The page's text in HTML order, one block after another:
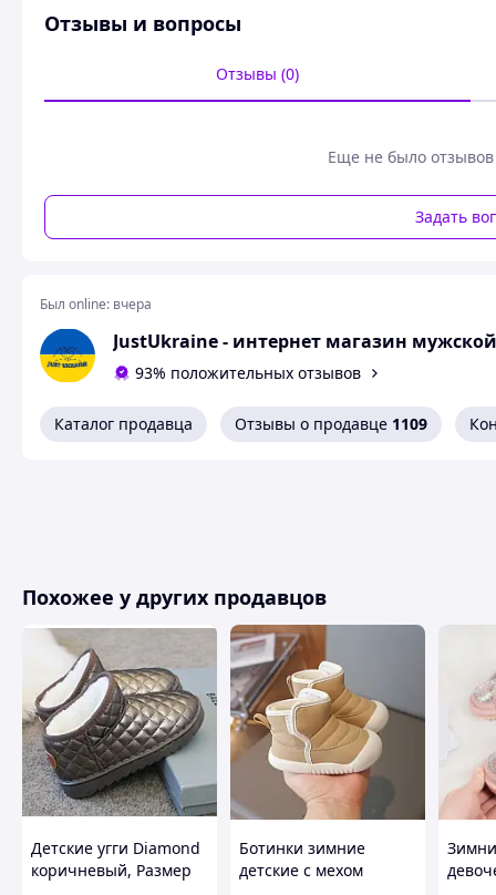
Цвет
Каблук/Подошва
Плоская подошва
Супинатор
Да
Метод крепления подошвы
Состояние
Новое
Пользовательские характеристики
Тип назначения
Зимние детские
подростка, зимние
Наложка (оплата
Отправка в
Обмен/
✅сезон: зима
✅размеры: 32 - 41
✅материал: натуральная кожа,экокожа, подошва
Современный классический дизайн и топовый
Отзывы и вопросы
Отзывы (0)
Еще не было отзывов
Задать
Был online: вчера
JustUkraine - интернет магазин
93% положительных отзывов
Каталог продавца Отзывы о продавце 1109
Похожее у других продавцов
Детские угги Diamond
коричневый, Размер
Ботинки зимние
детские с мехом